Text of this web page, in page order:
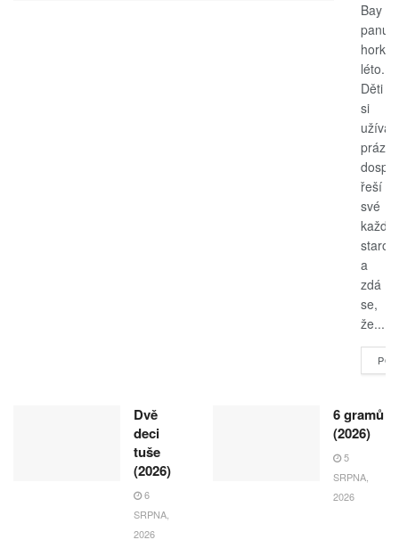
Bay
panuje
horké
léto.
Děti
si
užívají
řeší
své
a
zdá
se,
že...
Dvě
deci
tuše
(2026)
6
SRPNA,
2026
6 gramů
(2026)
5
SRPNA,
2026